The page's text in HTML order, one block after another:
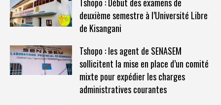
Tshopo : Début des examens de
deuxième semestre à l’Université Libre
de Kisangani
Tshopo : les agent de SENASEM
sollicitent la mise en place d’un comité
mixte pour expédier les charges
administratives courantes